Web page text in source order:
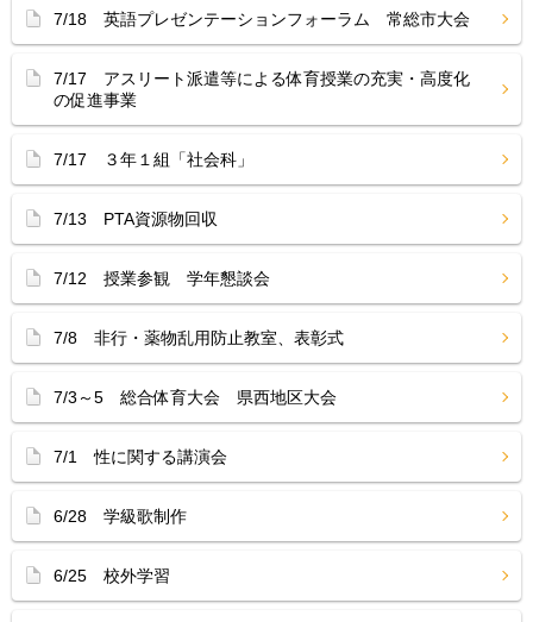
7/18 英語プレゼンテーションフォーラム 常総市大会
7/17 アスリート派遣等による体育授業の充実・高度化
の促進事業
7/17 ３年１組「社会科」
7/13 PTA資源物回収
7/12 授業参観 学年懇談会
7/8 非行・薬物乱用防止教室、表彰式
7/3～5 総合体育大会 県西地区大会
7/1 性に関する講演会
6/28 学級歌制作
6/25 校外学習